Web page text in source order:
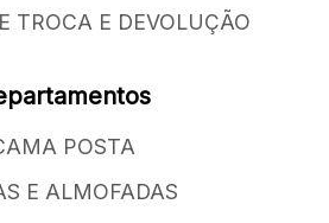
TROCA E DEVOLUÇÃO
POSTA
E ALMOFADAS